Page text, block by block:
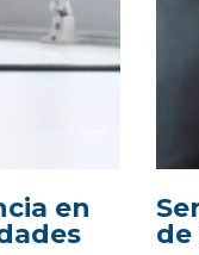
en
de